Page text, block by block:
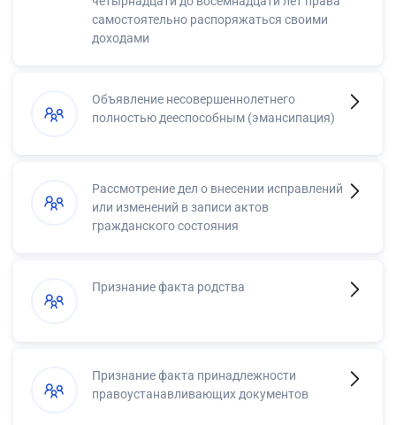
самостоятельно распоряжаться своими
доходами
Объявление несовершеннолетнего
полностью дееспособным (эмансипация)
Рассмотрение дел о внесении исправлений
или изменений в записи актов
гражданского состояния
Признание факта родства
Признание факта принадлежности
правоустанавливающих документов